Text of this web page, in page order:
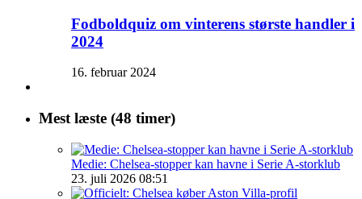
Fodboldquiz om vinterens største handler i
2024
16. februar 2024
Mest læste (48 timer)
Medie: Chelsea-stopper kan havne i Serie A-storklub
23. juli 2026 08:51